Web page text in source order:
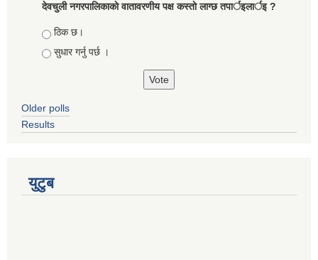
देवचुली नगरपालिकाकाे वातावरणीय पक्ष कस्ताे लाग्छ तपार्इलार्इ ?
Choices
ठिक छ।
सुधार गर्नु पर्छ ।
Older polls
Results
युटुब